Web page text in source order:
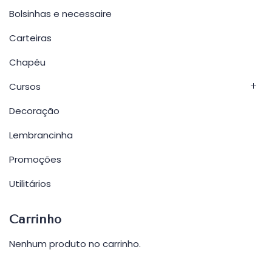
Bolsinhas e necessaire
Carteiras
Chapéu
Cursos
Decoração
Lembrancinha
Promoções
Utilitários
Carrinho
Nenhum produto no carrinho.